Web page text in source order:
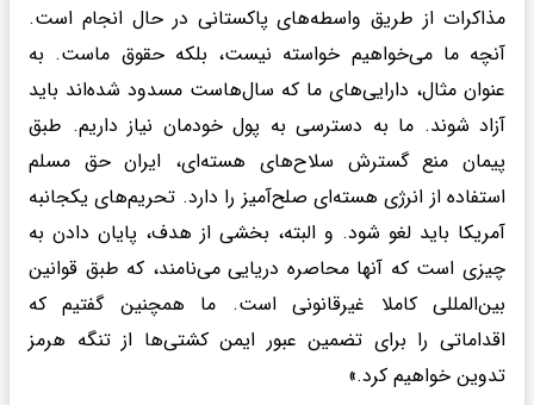
مذاکرات از طریق واسطه‌های پاکستانی در حال انجام است.
آنچه ما می‌خواهیم خواسته نیست، بلکه حقوق ماست. به
عنوان مثال، دارایی‌های ما که سال‌هاست مسدود شده‌اند باید
آزاد شوند. ما به دسترسی به پول خودمان نیاز داریم. طبق
پیمان منع گسترش سلاح‌های هسته‌ای، ایران حق مسلم
استفاده از انرژی هسته‌ای صلح‌آمیز را دارد. تحریم‌های یکجانبه
آمریکا باید لغو شود. و البته، بخشی از هدف، پایان دادن به
چیزی است که آنها محاصره دریایی می‌نامند، که طبق قوانین
بین‌المللی کاملا غیرقانونی است. ما همچنین گفتیم که
اقداماتی را برای تضمین عبور ایمن کشتی‌ها از تنگه هرمز
تدوین خواهیم کرد.»